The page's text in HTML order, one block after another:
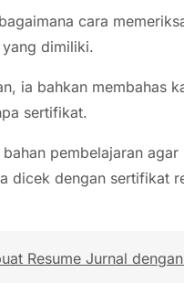
cara
dimiliki.
ia bahkan membahas
sertifikat.
pembelajaran
dicek dengan sertifikat
Resume Jurnal